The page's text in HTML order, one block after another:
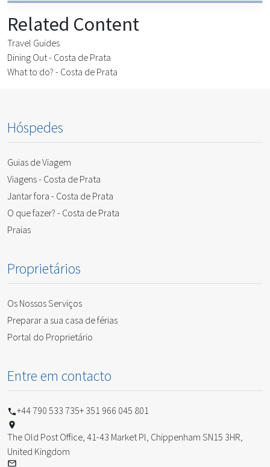
Related Content
Travel Guides
Dining Out - Costa de Prata
What to do? - Costa de Prata
Hóspedes
Guias de Viagem
Viagens - Costa de Prata
Jantar fora - Costa de Prata
O que fazer? - Costa de Prata
Praias
Proprietários
Os Nossos Serviços
Preparar a sua casa de férias
Portal do Proprietário
Entre em contacto
+44 790 533 735+ 351 966 045 801
The Old Post Office, 41-43 Market Pl, Chippenham SN15 3HR,
United Kingdom